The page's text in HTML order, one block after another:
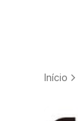
Início